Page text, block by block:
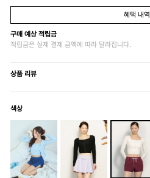
혜택 내역
구매 예상 적립금
적립금은 실제 결제 금액에 따라 달라집니다.
상품 리뷰
색상